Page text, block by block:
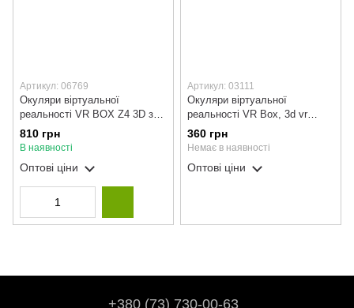
Артикул: 06769
Окуляри віртуальної
реальності VR BOX Z4 3D з
пультом і навушниками
810 грн
В наявності
Оптові ціни
Артикул: 03111
Окуляри віртуальної
реальності VR Box, 3d vr
віртуальні окуляри
360 грн
Немає в наявності
Оптові ціни
+380 (73) 730-00-63